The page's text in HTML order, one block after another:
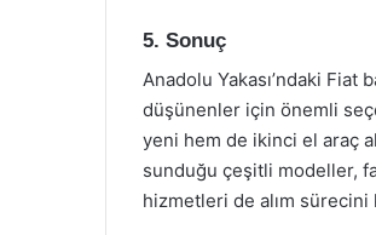
5. Sonuç
Anadolu Yakası’ndaki
düşünenler için önemli
yeni hem de ikinci el araç
sunduğu çeşitli modeller,
hizmetleri de alım sürecini